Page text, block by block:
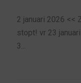
2 januari 2026 <<
stopt! vr 23
3...